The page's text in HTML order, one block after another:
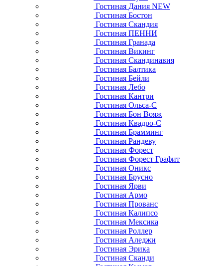
Гостиная Дания NEW
Гостиная Бостон
Гостиная Скандия
Гостиная ПЕННИ
Гостиная Гранада
Гостиная Викинг
Гостиная Скандинавия
Гостиная Балтика
Гостиная Бейли
Гостиная Лебо
Гостиная Кантри
Гостиная Ольса-С
Гостиная Бон Вояж
Гостиная Квадро-С
Гостиная Брамминг
Гостиная Рандеву
Гостиная Форест
Гостиная Форест Графит
Гостиная Оникс
Гостиная Брусно
Гостиная Ярви
Гостиная Армо
Гостиная Прованс
Гостиная Калипсо
Гостиная Мексика
Гостиная Роллер
Гостиная Аледжи
Гостиная Эрика
Гостиная Сканди